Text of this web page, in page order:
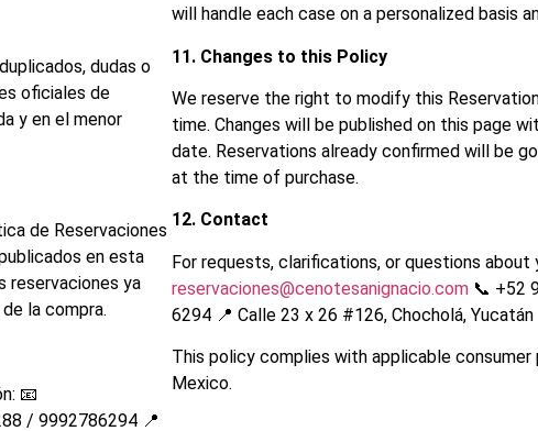
dudas o
oficiales de
y en el menor
de Reservaciones
en esta
reservaciones ya
la compra.
📧
/ 9992786294 📍
will handle each case on a personalized basis
11. Changes to this Policy
We reserve the right to modify this
time. Changes will be published on this page
date. Reservations already confirmed will be
at the time of purchase.
12. Contact
For requests, clarifications, or questions about
reservaciones@cenotesanignacio.com 📞 +52
6294 📍 Calle 23 x 26 #126, Chocholá, Yucatán
This policy complies with applicable
Mexico.